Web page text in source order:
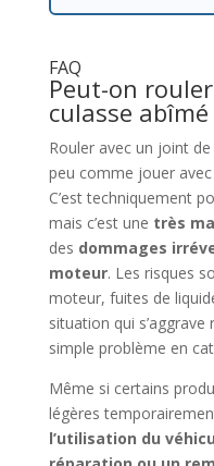
FAQ
Peut-on
culasse abîmé
Rouler avec un joint
peu comme jouer
C’est techniquement
mais c’est une très
des dommages
moteur. Les risques
moteur, fuites de
situation qui
simple problème en
Même si certains
légères
l’utilisation du